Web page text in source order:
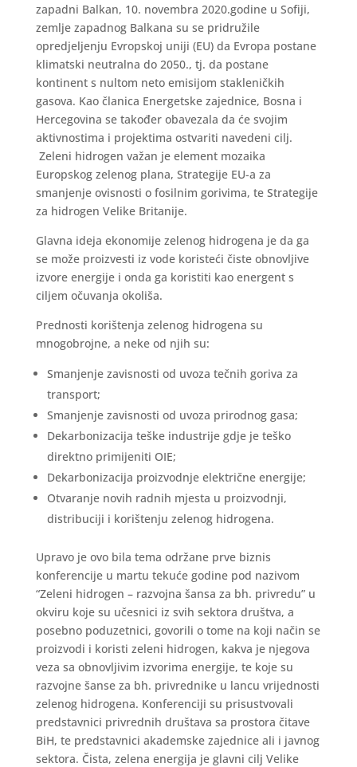
zapadni Balkan, 10. novembra 2020.godine u Sofiji,
zemlje zapadnog Balkana su se pridružile
opredjeljenju Evropskoj uniji (EU) da Evropa postane
klimatski neutralna do 2050., tj. da postane
kontinent s nultom neto emisijom stakleničkih
gasova. Kao članica Energetske zajednice, Bosna i
Hercegovina se također obavezala da će svojim
aktivnostima i projektima ostvariti navedeni cilj.
Zeleni hidrogen važan je element mozaika
Europskog zelenog plana, Strategije EU-a za
smanjenje ovisnosti o fosilnim gorivima, te Strategije
za hidrogen Velike Britanije.
Glavna ideja ekonomije zelenog hidrogena je da ga
se može proizvesti iz vode koristeći čiste obnovljive
izvore energije i onda ga koristiti kao energent s
ciljem očuvanja okoliša.
Prednosti korištenja zelenog hidrogena su
mnogobrojne, a neke od njih su:
Smanjenje zavisnosti od uvoza tečnih goriva za
transport;
Smanjenje zavisnosti od uvoza prirodnog gasa;
Dekarbonizacija teške industrije gdje je teško
direktno primijeniti OIE;
Dekarbonizacija proizvodnje električne energije;
Otvaranje novih radnih mjesta u proizvodnji,
distribuciji i korištenju zelenog hidrogena.
Upravo je ovo bila tema održane prve biznis
konferencije u martu tekuće godine pod nazivom
“Zeleni hidrogen – razvojna šansa za bh. privredu” u
okviru koje su učesnici iz svih sektora društva, a
posebno poduzetnici, govorili o tome na koji način se
proizvodi i koristi zeleni hidrogen, kakva je njegova
veza sa obnovljivim izvorima energije, te koje su
razvojne šanse za bh. privrednike u lancu vrijednosti
zelenog hidrogena. Konferenciji su prisustvovali
predstavnici privrednih društava sa prostora čitave
BiH, te predstavnici akademske zajednice ali i javnog
sektora. Čista, zelena energija je glavni cilj Velike